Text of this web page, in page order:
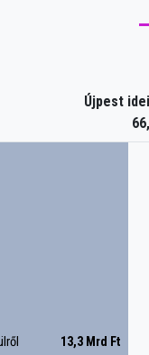
Újpest
13,3 Mrd Ft